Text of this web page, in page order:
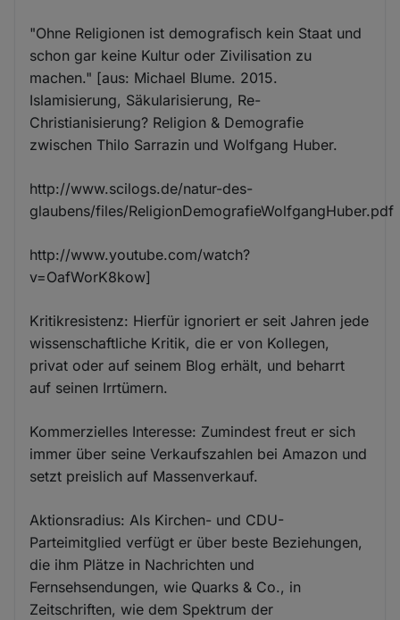
"Ohne Religionen ist demografisch kein Staat und
schon gar keine Kultur oder Zivilisation zu
machen." [aus: Michael Blume. 2015.
Islamisierung, Säkularisierung, Re-
Christianisierung? Religion & Demografie
zwischen Thilo Sarrazin und Wolfgang Huber.
http://www.scilogs.de/natur-des-
glaubens/files/ReligionDemografieWolfgangHuber.pdf
http://www.youtube.com/watch?
v=OafWorK8kow]
Kritikresistenz: Hierfür ignoriert er seit Jahren jede
wissenschaftliche Kritik, die er von Kollegen,
privat oder auf seinem Blog erhält, und beharrt
auf seinen Irrtümern.
Kommerzielles Interesse: Zumindest freut er sich
immer über seine Verkaufszahlen bei Amazon und
setzt preislich auf Massenverkauf.
Aktionsradius: Als Kirchen- und CDU-
Parteimitglied verfügt er über beste Beziehungen,
die ihm Plätze in Nachrichten und
Fernsehsendungen, wie Quarks & Co., in
Zeitschriften, wie dem Spektrum der